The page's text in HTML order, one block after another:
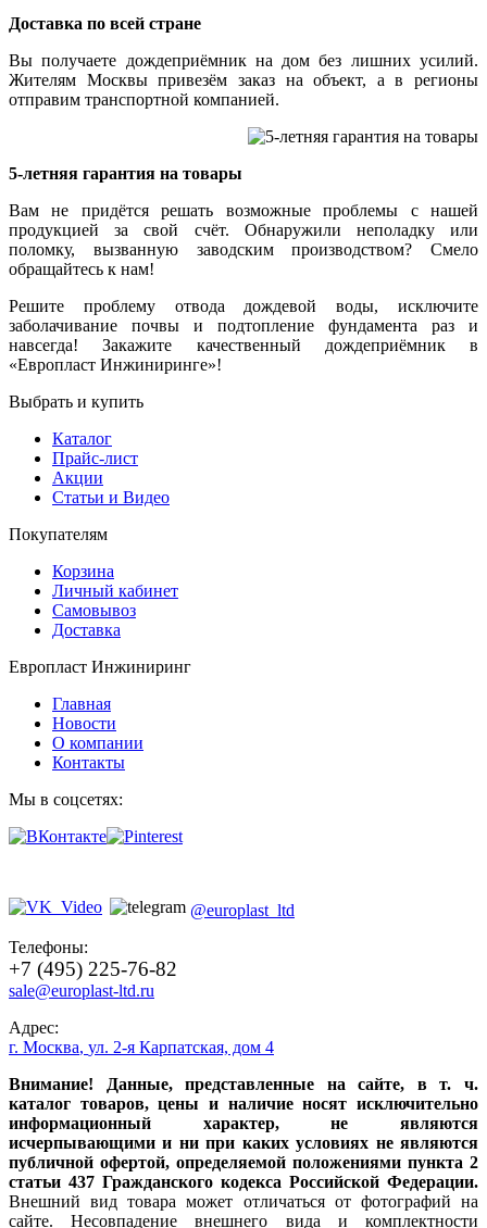
Доставка по всей стране
Вы получаете дождеприёмник на дом без лишних усилий.
Жителям Москвы привезём заказ на объект, а в регионы
отправим транспортной компанией.
5-летняя гарантия на товары
Вам не придётся решать возможные проблемы с нашей
продукцией за свой счёт. Обнаружили неполадку или
поломку, вызванную заводским производством? Смело
обращайтесь к нам!
Решите проблему отвода дождевой воды, исключите
заболачивание почвы и подтопление фундамента раз и
навсегда! Закажите качественный дождеприёмник в
«Европласт Инжиниринге»!
Выбрать и купить
Каталог
Прайс-лист
Акции
Статьи и Видео
Покупателям
Корзина
Личный кабинет
Самовывоз
Доставка
Европласт Инжиниринг
Главная
Новости
О компании
Контакты
Мы в соцсетях:
@europlast_ltd
Телефоны:
+7 (495) 225-76-82
sale@europlast-ltd.ru
Адрес:
г. Москва, ул. 2-я Карпатская, дом 4
Внимание! Данные, представленные на сайте, в т. ч.
каталог товаров, цены и наличие носят исключительно
информационный характер, не являются
исчерпывающими и ни при каких условиях не являются
публичной офертой, определяемой положениями пункта 2
статьи 437 Гражданского кодекса Российской Федерации.
Внешний вид товара может отличаться от фотографий на
сайте. Несовпадение внешнего вида и комплектности